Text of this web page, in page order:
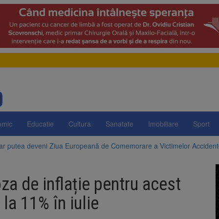
Educatie Cultura Sanatate Imobiliare Sport
putea deveni Ziua Europeană de Comemorare a Victimelor
la apelul pentru reducerea consumului de energie. Nivelul
pentru Iluminat cere reducerea luminii pe timpul nopții, nu
de inflație pentru acest
11% în iulie